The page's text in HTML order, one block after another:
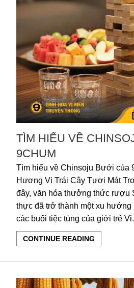
TÌM HIỂU VỀ
9CHUM
Tìm hiểu về Chinsoju Bưởi của
Hương Vị Trái Cây Tươi Mát
đây, văn hóa thưởng thức rượu
thực đã trở thành một xu hướng
các buổi tiệc tùng của giới trẻ
CONTINUE READING